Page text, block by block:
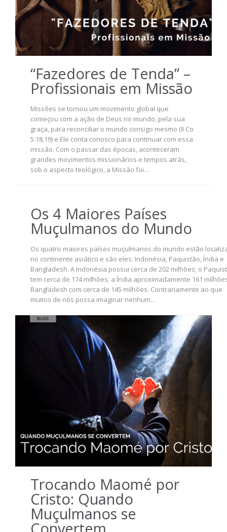
“Fazedores de Tenda” –
Profissionais em Missão
Missões se tornou um movimento global que
começou com a ação de Deus no mundo, pela sua
graça, para reconciliar o mundo consigo mesmo (II Co
5:18,19) e Ele conta conosco para continuar com essa
missão. Com o passar das épocas, aconteceram
grandes movimentos missionários e tempos atrás,
sob o aspecto teológico, a Missão foi…
Os 4 Maiores Países
Muçulmanos do Mundo
Os quatro maiores países muçulmanos do mundo estão
no continente asiático e são eles: Indonésia, Paquistão, Índia e
Bangladesh. A Indonésia possui cerca de 202 milhões; o
tem cerca de 174 milhões; a Índia aproximadamente 161
Bangladesh com cerca de 145 milhões. Contrariamente ao que
muitos de nós possa imaginar nenhum…
Trocando Maomé por
Cristo: Quando
Muçulmanos se